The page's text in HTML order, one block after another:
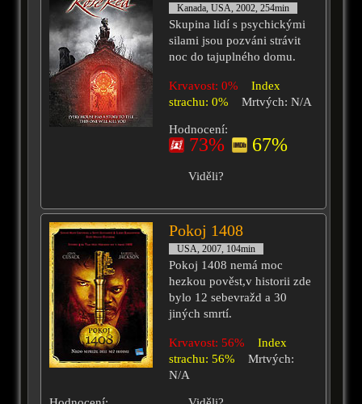
Kanada, USA, 2002, 254min
Skupina lidí s psychickými
silami jsou pozváni strávit
noc do tajuplného domu.
Krvavost: 0%
Index
strachu: 0%
Mrtvých: N/A
Hodnocení:
73% 67%
Viděli?
Pokoj 1408
USA, 2007, 104min
Pokoj 1408 nemá moc
hezkou pověst,v historii zde
bylo 12 sebevražd a 30
jiných smrtí.
Krvavost: 56%
Index
strachu: 56%
Mrtvých:
N/A